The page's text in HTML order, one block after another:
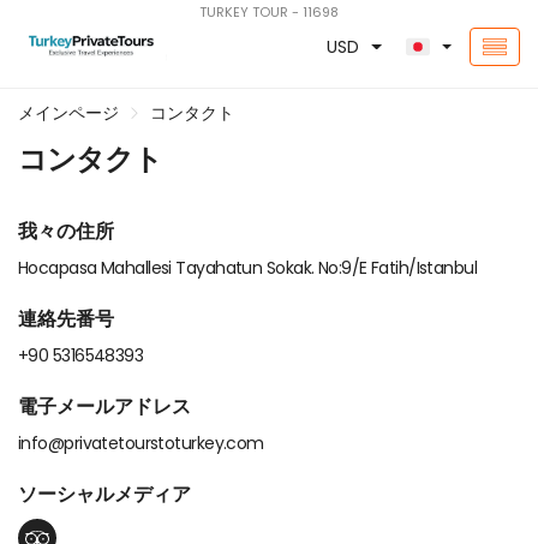
TURKEY TOUR - 11698
USD
メインページ コンタクト
コンタクト
我々の住所
Hocapasa Mahallesi Tayahatun Sokak. No:9/E Fatih/Istanbul
連絡先番号
+90 5316548393
電子メールアドレス
info@privatetourstoturkey.com
ソーシャルメディア